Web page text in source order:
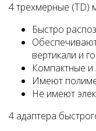
4 трехмерные (TD)
Быстро
вертикали и
Компактные и
Имеют
Не имеют
4 адаптера